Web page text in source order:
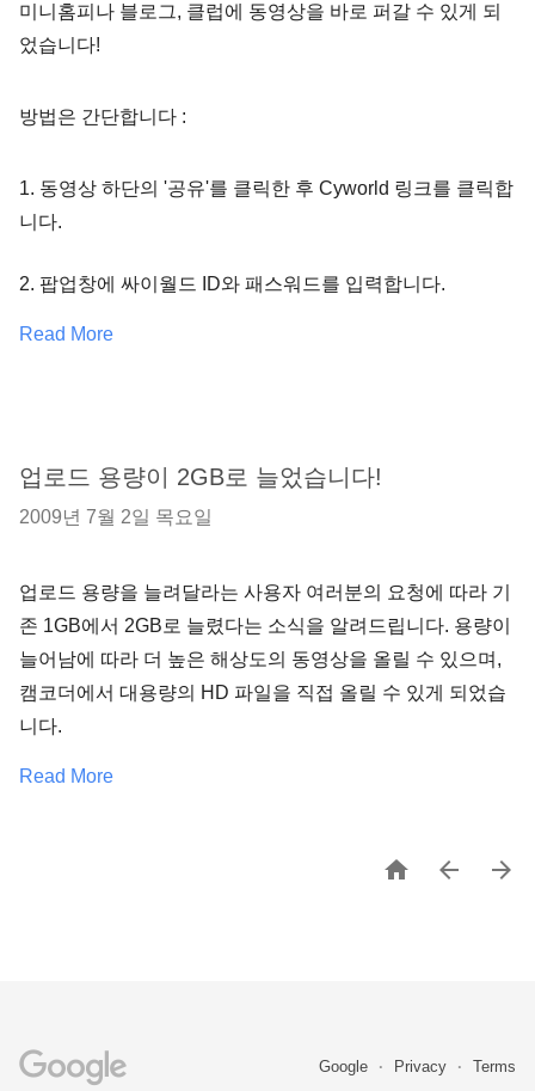
미니홈피나 블로그, 클럽에 동영상을 바로 퍼갈 수 있게 되
었습니다!
방법은 간단합니다 :
1. 동영상 하단의 '공유'를 클릭한 후 Cyworld 링크를 클릭합
니다.
2. 팝업창에 싸이월드 ID와 패스워드를 입력합니다.
Read More
업로드 용량이 2GB로 늘었습니다!
2009년 7월 2일 목요일
업로드 용량을 늘려달라는 사용자 여러분의 요청에 따라 기
존 1GB에서 2GB로 늘렸다는 소식을 알려드립니다. 용량이
늘어남에 따라 더 높은 해상도의 동영상을 올릴 수 있으며,
캠코더에서 대용량의 HD 파일을 직접 올릴 수 있게 되었습
니다.
Read More
  
Google Privacy Terms